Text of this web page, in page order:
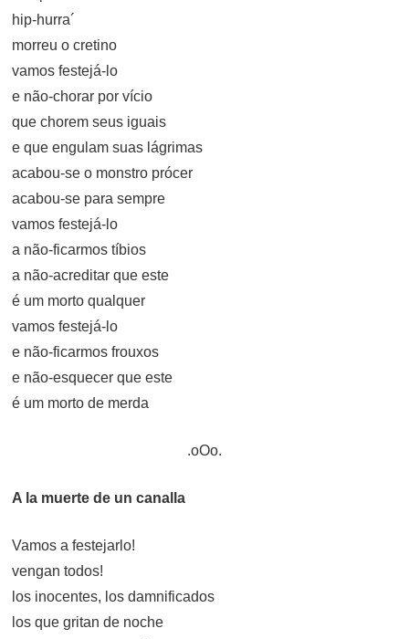
hip-hurra´
morreu o cretino
vamos festejá-lo
e não-chorar por vício
que chorem seus iguais
e que engulam suas lágrimas
acabou-se o monstro prócer
acabou-se para sempre
vamos festejá-lo
a não-ficarmos tíbios
a não-acreditar que este
é um morto qualquer
vamos festejá-lo
e não-ficarmos frouxos
e não-esquecer que este
é um morto de merda
.oOo.
A la muerte de un canalla
Vamos a festejarlo!
vengan todos!
los inocentes, los damnificados
los que gritan de noche